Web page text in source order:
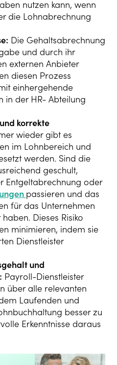
nutzen kann, wenn
die Lohnabrechnung
Die Gehaltsabrechnung
und durch ihr
externen Anbieter
diesen Prozess
einhergehende
in der HR- Abteilung
korrekte
wieder gibt es
im Lohnbereich und
werden. Sind die
geschult,
Entgeltabrechnung oder
passieren und das
für das Unternehmen
Dieses Risiko
minimieren, indem sie
Dienstleister
und
: Payroll-Dienstleister
über alle relevanten
Laufenden und
besser zu
Erkenntnisse daraus